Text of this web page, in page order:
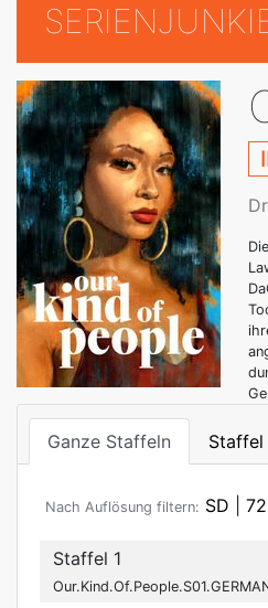
Ganze Staffeln Staffel
Nach Auflösung filtern: SD
Staffel 1